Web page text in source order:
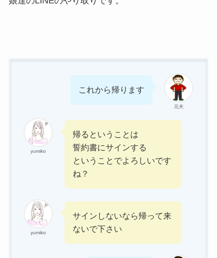
元夫
これから帰ります
yumiko
帰るということは
誓約書にサインする
ということでよろしいです
ね？
yumiko
サインしないなら帰って来
ないで下さい